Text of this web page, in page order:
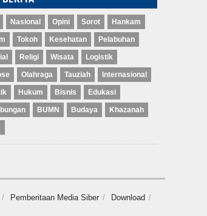
Nasional Opini Sorot Hankam
Tokoh Kesehatan Pelabuhan
Religi Wisata Logistik
Olahraga Tauziah Internasional
Hukum Bisnis Edukasi
BUMN Budaya Khazanah
Pemberitaan Media Siber Download